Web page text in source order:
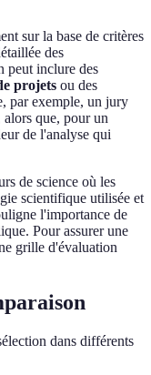
sur la base de critères
des
peut inclure des
projets ou des
par exemple, un jury
que, pour un
de l'analyse qui
de science où les
scientifique utilisée et
l'importance de
Pour assurer une
grille d'évaluation
dans différents